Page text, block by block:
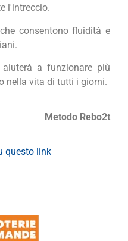
l'intreccio.
consentono fluidità e
a funzionare più
nella vita di tutti i giorni.
Metodo Rebo2t
questo link